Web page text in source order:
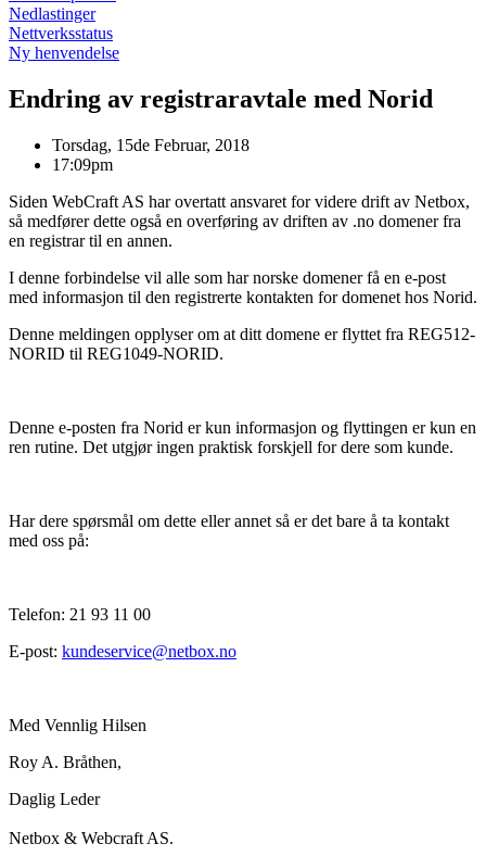
Nedlastinger
Nettverksstatus
Ny henvendelse
Endring av registraravtale med Norid
Torsdag, 15de Februar, 2018
17:09pm
Siden WebCraft AS har overtatt ansvaret for videre drift av Netbox,
så medfører dette også en overføring av driften av .no domener fra
en registrar til en annen.
I denne forbindelse vil alle som har norske domener få en e-post
med informasjon til den registrerte kontakten for domenet hos Norid.
Denne meldingen opplyser om at ditt domene er flyttet fra REG512-
NORID til REG1049-NORID.
Denne e-posten fra Norid er kun informasjon og flyttingen er kun en
ren rutine. Det utgjør ingen praktisk forskjell for dere som kunde.
Har dere spørsmål om dette eller annet så er det bare å ta kontakt
med oss på:
Telefon: 21 93 11 00
E-post: kundeservice@netbox.no
Med Vennlig Hilsen
Roy A. Bråthen,
Daglig Leder
Netbox & Webcraft AS.